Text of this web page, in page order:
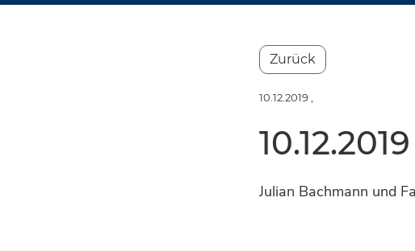
Zurück
10.12.2019
Julian Bachmann und